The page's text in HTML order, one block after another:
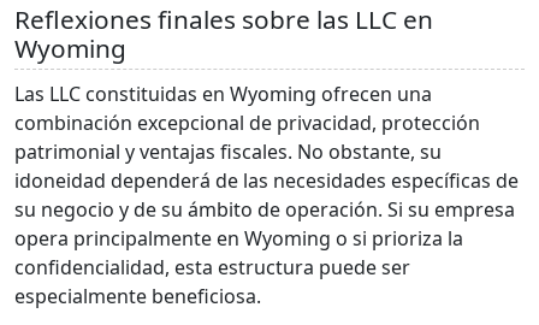
Reflexiones finales sobre las LLC en
Wyoming
Las LLC constituidas en Wyoming ofrecen una
combinación excepcional de privacidad, protección
patrimonial y ventajas fiscales. No obstante, su
idoneidad dependerá de las necesidades específicas de
su negocio y de su ámbito de operación. Si su empresa
opera principalmente en Wyoming o si prioriza la
confidencialidad, esta estructura puede ser
especialmente beneficiosa.